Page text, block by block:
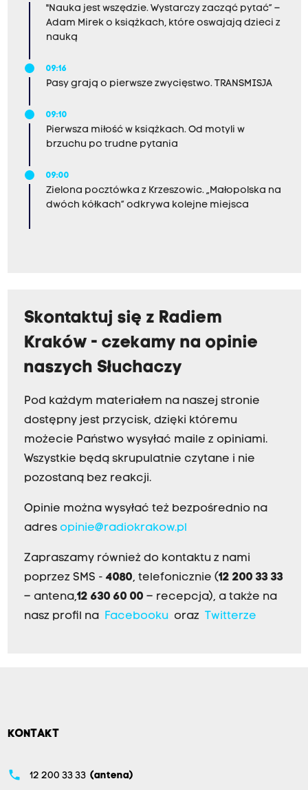
"Nauka jest wszędzie. Wystarczy zacząć pytać” –
Adam Mirek o książkach, które oswajają dzieci z
nauką
09:16
Pasy grają o pierwsze zwycięstwo. TRANSMISJA
09:10
Pierwsza miłość w książkach. Od motyli w
brzuchu po trudne pytania
09:00
Zielona pocztówka z Krzeszowic. „Małopolska na
dwóch kółkach” odkrywa kolejne miejsca
Skontaktuj się z Radiem
Kraków - czekamy na opinie
naszych Słuchaczy
Pod każdym materiałem na naszej stronie
dostępny jest przycisk, dzięki któremu
możecie Państwo wysyłać maile z opiniami.
Wszystkie będą skrupulatnie czytane i nie
pozostaną bez reakcji.
Opinie można wysyłać też bezpośrednio na
adres opinie@radiokrakow.pl
Zapraszamy również do kontaktu z nami
poprzez SMS - 4080, telefonicznie (12 200 33 33
– antena,12 630 60 00 – recepcja), a także na
nasz profil na
Facebookuoraz Twitterze
KONTAKT
phone 12 200 33 33 (antena)